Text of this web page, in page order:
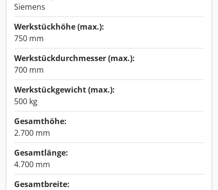
Siemens
Werkstückhöhe (max.):
750 mm
Werkstückdurchmesser (max.):
700 mm
Werkstückgewicht (max.):
500 kg
Gesamthöhe:
2.700 mm
Gesamtlänge:
4.700 mm
Gesamtbreite: